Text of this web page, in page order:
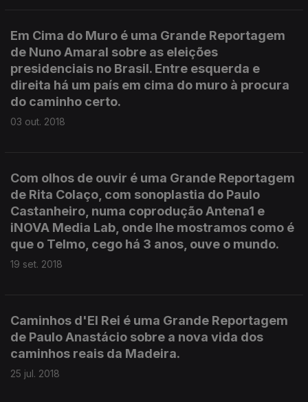
Em Cima do Muro é uma Grande Reportagem
de Nuno Amaral sobre as eleições
presidenciais no Brasil. Entre esquerda e
direita há um país em cima do muro à procura
do caminho certo.
03 out. 2018
Com olhos de ouvir é uma Grande Reportagem
de Rita Colaço, com sonoplastia do Paulo
Castanheiro, numa coprodução Antena1 e
iNOVA Media Lab, onde lhe mostramos como é
que o Telmo, cego há 3 anos, ouve o mundo.
19 set. 2018
Caminhos d'El Rei é uma Grande Reportagem
de Paulo Anastácio sobre a nova vida dos
caminhos reais da Madeira.
25 jul. 2018